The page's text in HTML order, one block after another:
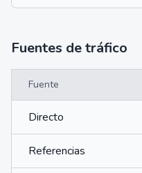
Fuentes de tráfico
Fuente
Directo
Referencias